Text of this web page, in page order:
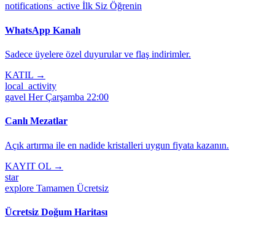
notifications_active İlk Siz Öğrenin
WhatsApp Kanalı
Sadece üyelere özel duyurular ve flaş indirimler.
KATIL →
local_activity
gavel Her Çarşamba 22:00
Canlı Mezatlar
Açık artırma ile en nadide kristalleri uygun fiyata kazanın.
KAYIT OL →
star
explore Tamamen Ücretsiz
Ücretsiz Doğum Haritası